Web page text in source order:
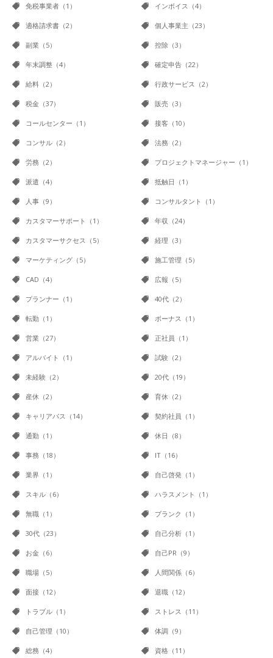
免税事業者（1） インボイス（4）
適格請求書（2） 個人事業主（23）
副業（5） 控除（3）
年末調整（4） 確定申告（22）
給料（2） 行政サービス（2）
税金（37） 販売（3）
コールセンター（1） 接客（10）
コンサル（2） 法務（2）
労務（2） プロジェクトマネージャー（1）
派遣（4） 抵触日（1）
人事（9） コンサルタント（1）
カスタマーサポート（1） 年収（24）
カスタマーサクセス（5） 経理（3）
マーケティング（5） 施工管理（5）
CAD（4） 広報（5）
プランナー（1） 40代（2）
転勤（1） ボーナス（1）
営業（27） 正社員（1）
アルバイト（1） 試験（2）
未経験（2） 20代（19）
産休（2） 育休（2）
キャリアパス（14） 契約社員（1）
通勤（1） 休日（8）
事務（18） IT（16）
業界（1） 自己啓発（1）
スキル（6） ハラスメント（1）
無職（1） ブランク（1）
30代（23） 自己分析（1）
お金（6） 自己PR（9）
職場（5） 人間関係（6）
面接（12） 退職（12）
トラブル（1） ストレス（11）
自己管理（10） 体調（9）
総務（4） 資格（11）